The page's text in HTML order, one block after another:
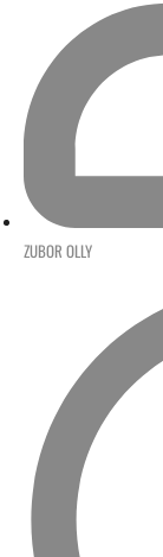
ZUBOR OLLY